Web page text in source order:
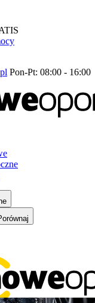
Pon-Pt: 08:00 - 16:00